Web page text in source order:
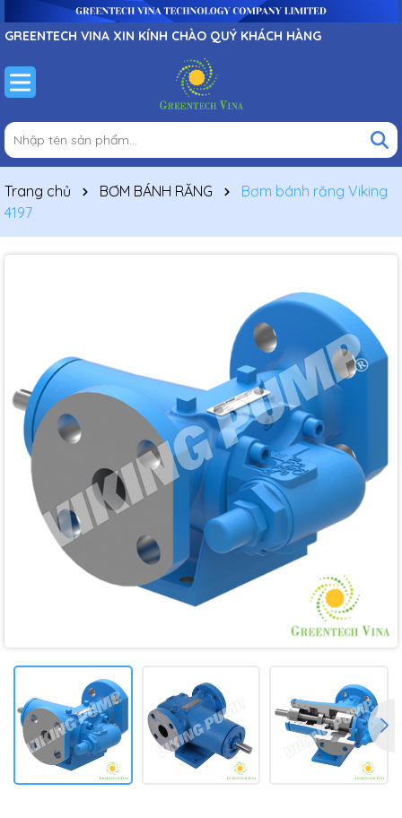
GREENTECH VINA XIN KÍNH CHÀO QUÝ KHÁCH HÀNG
Trang chủ BƠM BÁNH RĂNG
Bơm bánh răng Viking
4197